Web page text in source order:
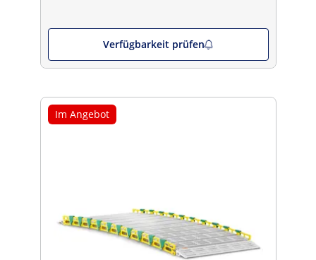
Verfügbarkeit prüfen
Im Angebot